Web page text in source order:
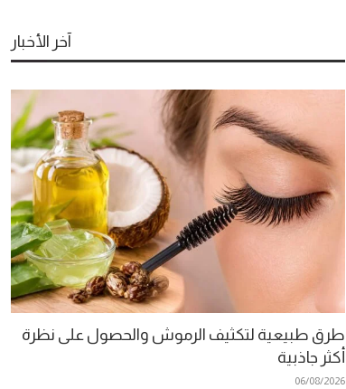
آخر الأخبار
طرق طبيعية لتكثيف الرموش والحصول على نظرة
أكثر جاذبية
06/08/2026